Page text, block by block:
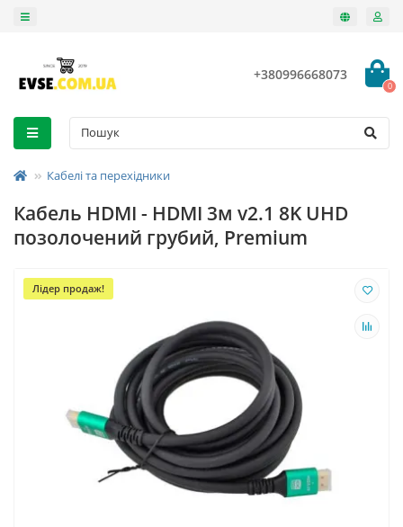
+380996668073
0
Кабелі та перехідники
Кабель HDMI - HDMI 3м v2.1 8K UHD
позолочений грубий, Premium
Лідер продаж!